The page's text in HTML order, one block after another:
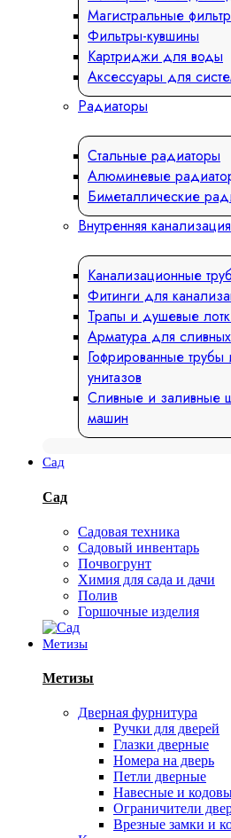
Магистральные
Фильтры-кувшины
Картриджи для воды
Аксессуары для
Радиаторы
Стальные радиаторы
Алюминевые
Биметаллические
Внутренняя канализация
Канализационные
Фитинги для
Трапы и душевые
Арматура для
Гофрированные
унитазов
Сливные и заливные
машин
Сад
Сад
Садовая техника
Садовый инвентарь
Почвогрунт
Химия для сада и дачи
Полив
Горшочные изделия
Метизы
Метизы
Дверная фурнитура
Ручки для дверей
Глазки дверные
Номера на дверь
Петли дверные
Навесные и
Ограничители
Врезные замки и